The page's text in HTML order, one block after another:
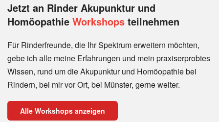
Jetzt an Rinder Akupunktur und
Homöopathie Workshops teilnehmen
Für Rinderfreunde, die Ihr Spektrum erweitern möchten,
gebe ich alle meine Erfahrungen und mein praxiserprobtes
Wissen, rund um die Akupunktur und Homöopathie bei
Rindern, bei mir vor Ort, bei Münster, gerne weiter.
Alle Workshops anzeigen